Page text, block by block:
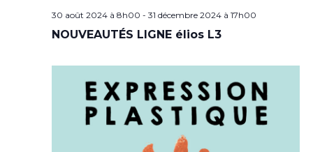
30 août 2024 à 8h00 - 31 décembre 2024 à 17h00
NOUVEAUTÉS LIGNE élios L3